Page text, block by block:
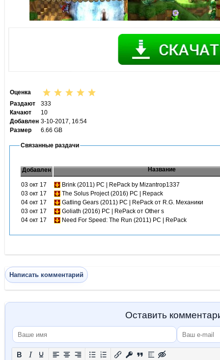
Оценка
Раздают
333
Качают
10
Добавлен 3-10-2017, 16:54
Размер
6.66 GB
Связанные раздачи
Добавлен Название
03 окт 17
Brink (2011) PC | RePack by Mizantrop1337
03 окт 17
The Solus Project (2016) PC | Repack
04 окт 17
Gatling Gears (2011) PC | RePack от R.G. Механики
03 окт 17
Goliath (2016) PC | RePack от Other s
04 окт 17
Need For Speed: The Run (2011) PC | RePack
Написать комментарий
Оставить